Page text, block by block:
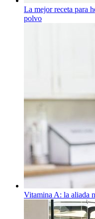
La mejor receta para
polvo
Vitamina A: la aliada